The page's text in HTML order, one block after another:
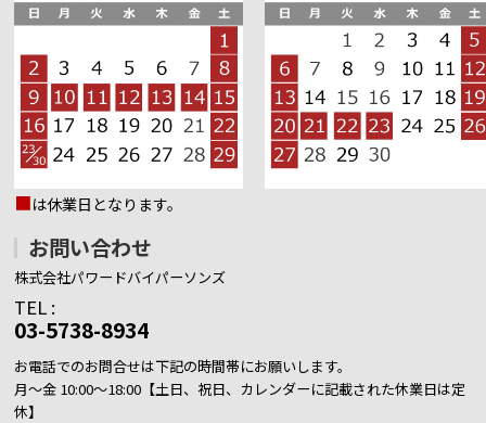
■は休業日となります。
お問い合わせ
株式会社パワードバイパーソンズ
TEL :
03-5738-8934
お電話でのお問合せは下記の時間帯にお願いします。
月～金 10:00～18:00【土日、祝日、カレンダーに記載された休業日は定
休】